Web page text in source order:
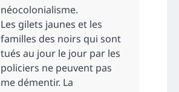
néocolonialisme.
Les gilets jaunes et les
familles des noirs qui sont
tués au jour le jour par les
policiers ne peuvent pas
me démentir. La